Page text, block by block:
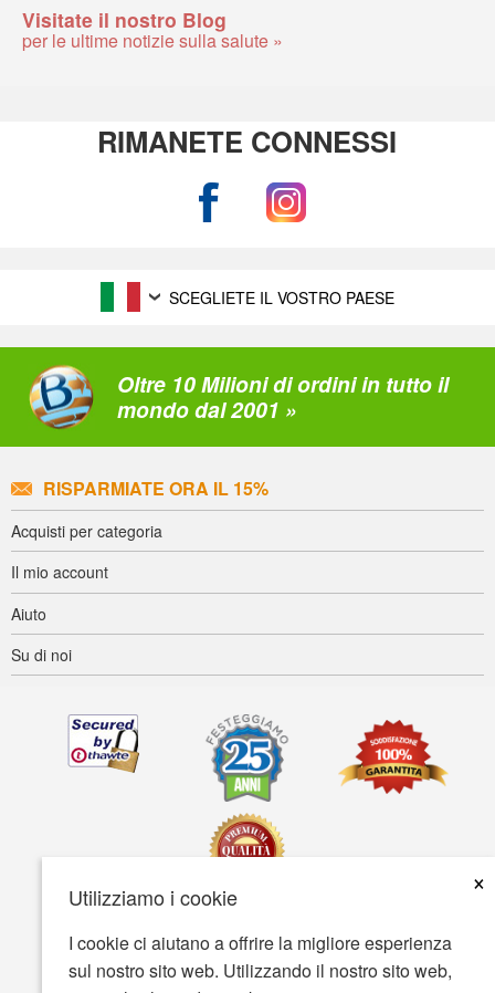
Utilizziamo i cookie
×
I cookie ci aiutano a offrire la migliore esperienza
sul nostro sito web. Utilizzando il nostro sito web,
Visitate il nostro Blog
per le ultime notizie sulla salute »
RIMANETE CONNESSI
SCEGLIETE IL VOSTRO PAESE
Oltre 10 Milioni di ordini in tutto il
mondo dal 2001 »
RISPARMIATE ORA IL 15%
Acquisti per categoria
Il mio account
Aiuto
Su di noi
Accessibilità Termini d'uso Tutela della privacy